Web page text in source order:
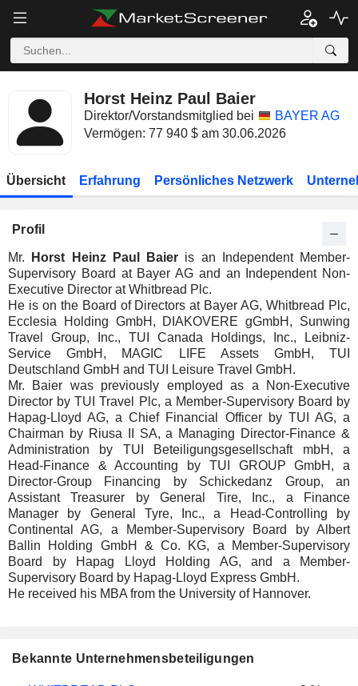
Horst Heinz Paul Baier
Direktor/Vorstandsmitglied bei
BAYER AG
Vermögen: 77 940 $ am 30.06.2026
Übersicht Erfahrung Persönliches Netzwerk
Profil
Mr. Horst Heinz Paul Baier is an Independent Member-
Supervisory Board at Bayer AG and an Independent Non-
Executive Director at Whitbread Plc.
He is on the Board of Directors at Bayer AG, Whitbread Plc,
Ecclesia Holding GmbH, DIAKOVERE gGmbH, Sunwing
Travel Group, Inc., TUI Canada Holdings, Inc., Leibniz-
Service GmbH, MAGIC LIFE Assets GmbH, TUI
Deutschland GmbH and TUI Leisure Travel GmbH.
Mr. Baier was previously employed as a Non-Executive
Director by TUI Travel Plc, a Member-Supervisory Board by
Hapag-Lloyd AG, a Chief Financial Officer by TUI AG, a
Chairman by Riusa II SA, a Managing Director-Finance &
Administration by TUI Beteiligungsgesellschaft mbH, a
Head-Finance & Accounting by TUI GROUP GmbH, a
Director-Group Financing by Schickedanz Group, an
Assistant Treasurer by General Tire, Inc., a Finance
Manager by General Tyre, Inc., a Head-Controlling by
Continental AG, a Member-Supervisory Board by Albert
Ballin Holding GmbH & Co. KG, a Member-Supervisory
Board by Hapag Lloyd Holding AG, and a Member-
Supervisory Board by Hapag-Lloyd Express GmbH.
He received his MBA from the University of Hannover.
Bekannte Unternehmensbeteiligungen